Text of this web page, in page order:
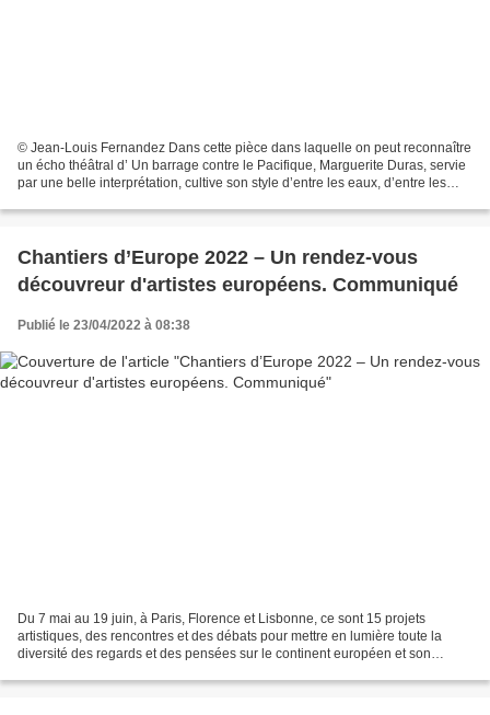
© Jean-Louis Fernandez Dans cette pièce dans laquelle on peut reconnaître
un écho théâtral d’ Un barrage contre le Pacifique, Marguerite Duras, servie
par une belle interprétation, cultive son style d’entre les eaux, d’entre les
Chantiers d’Europe 2022 – Un rendez-vous
découvreur d'artistes européens. Communiqué
Publié le 23/04/2022 à 08:38
Du 7 mai au 19 juin, à Paris, Florence et Lisbonne, ce sont 15 projets
artistiques, des rencontres et des débats pour mettre en lumière toute la
diversité des regards et des pensées sur le continent européen et son